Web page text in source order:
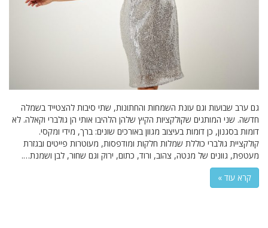
גם ערב שבועות וגם עונת השמחות והחתונות, שתי סיבות להצטייד בשמלה
חדשה. שני המותגים שקולקציות הקיץ שלהן הלהיבו אותי הן גולברי וקאלה. לא
דומות בסגנון, כן דומות בעיצוב מגוון באורכים שונים: ברך, מידי ומקסי.
קולקציית גולברי כוללת שמלות חלקות ומודפסות, מעוטרות פייטים ובגזרת
מעטפת, גוונים של מנטה, צהוב, ורוד, כתום, ירוק וגם שחור, לבן ושמנת….
קרא עוד »